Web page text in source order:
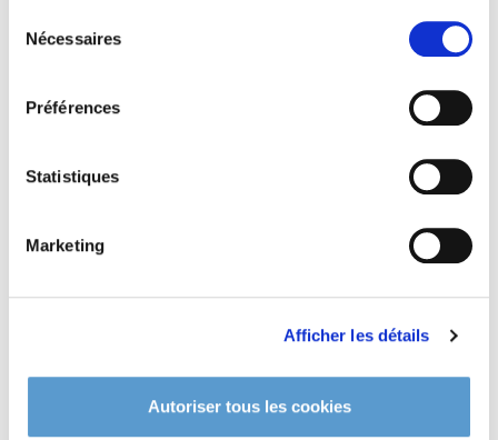
Nécessaires
Préférences
Statistiques
Marketing
Afficher les détails
Autoriser tous les cookies
VIBURNUM
odoratissimum
VIBURNUM
odoratissimum
à partir de 15,00 €
VIBURNUM opulus
10,00 €
VIBURNUM opulus
'Roseum'